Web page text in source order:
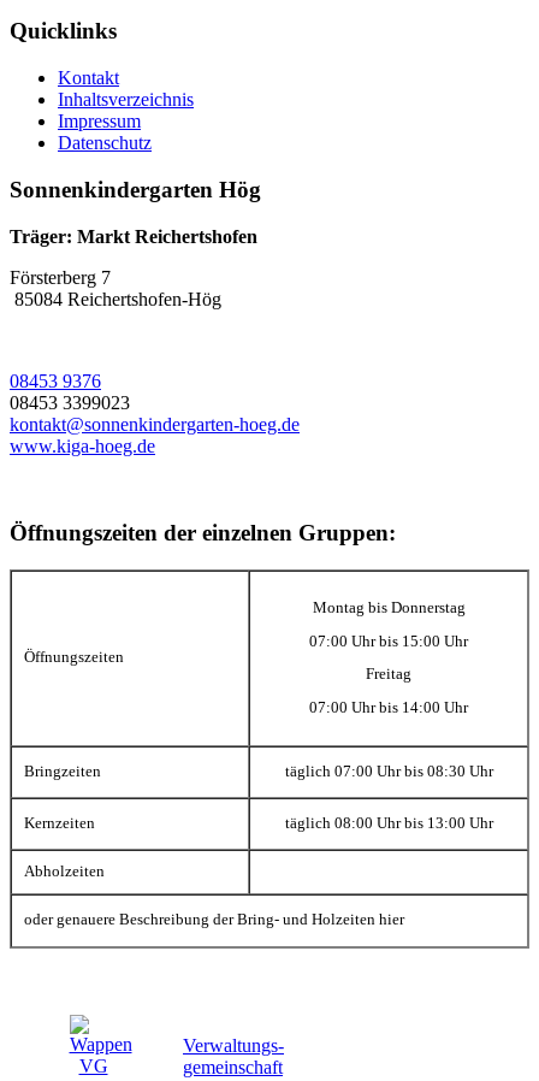
Quicklinks
Kontakt
Inhaltsverzeichnis
Impressum
Datenschutz
Sonnenkindergarten Hög
Träger: Markt Reichertshofen
Försterberg 7
85084 Reichertshofen-Hög
08453 9376
08453 3399023
kontakt@sonnenkindergarten-hoeg.de
www.kiga-hoeg.de
Öffnungszeiten der einzelnen Gruppen:
Öffnungszeiten
Montag bis Donnerstag
07:00 Uhr bis 15:00 Uhr
Freitag
07:00 Uhr bis 14:00 Uhr
Bringzeiten täglich 07:00 Uhr bis 08:30 Uhr
Kernzeiten täglich 08:00 Uhr bis 13:00 Uhr
Abholzeiten
oder genauere Beschreibung der Bring- und Holzeiten hier
Verwaltungs-
gemeinschaft